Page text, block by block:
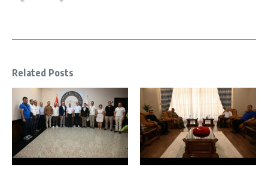
Related Posts